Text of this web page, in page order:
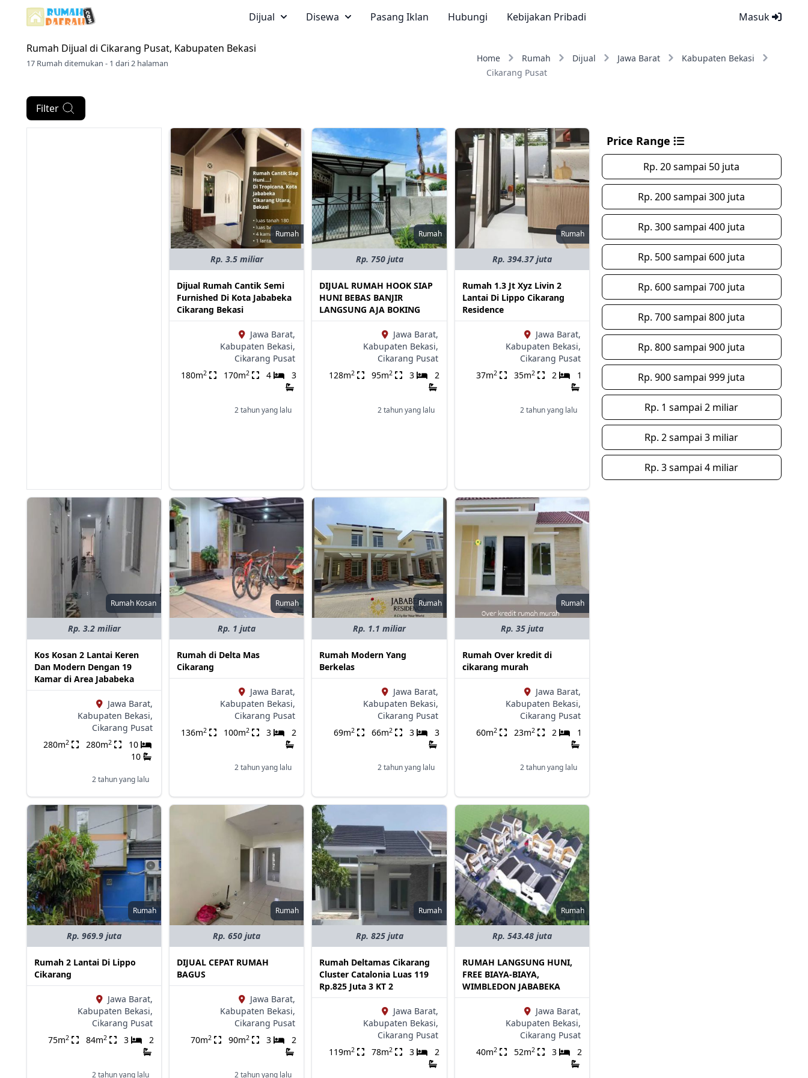
Masuk
Dijual Disewa Pasang Iklan Hubungi Kebijakan Pribadi
Rumah Dijual di Cikarang Pusat, Kabupaten Bekasi
17 Rumah ditemukan - 1 dari 2 halaman Home Rumah Dijual Jawa Barat
Kabupaten Bekasi
Cikarang Pusat
Filter
Rumah
Rp. 3.5 miliar
Dijual Rumah Cantik Semi
Furnished Di Kota Jababeka
Cikarang Bekasi
Jawa Barat,
Kabupaten Bekasi,
Cikarang Pusat
180m2 170m2 4 3
2 tahun yang lalu
Rumah
Rp. 750 juta
DIJUAL RUMAH HOOK SIAP
HUNI BEBAS BANJIR
LANGSUNG AJA BOKING
Jawa Barat,
Kabupaten Bekasi,
Cikarang Pusat
128m2 95m2 3 2
2 tahun yang lalu
Rumah
Rp. 394.37 juta
Rumah 1.3 Jt Xyz Livin 2
Lantai Di Lippo Cikarang
Residence
Jawa Barat,
Kabupaten Bekasi,
Cikarang Pusat
37m2 35m2 2 1
2 tahun yang lalu
Rumah Kosan
Rp. 3.2 miliar
Kos Kosan 2 Lantai Keren
Dan Modern Dengan 19
Kamar di Area Jababeka
Jawa Barat,
Kabupaten Bekasi,
Cikarang Pusat
280m2 280m2
10
10
2 tahun yang lalu
Rumah
Rp. 1 juta
Rumah di Delta Mas
Cikarang
Jawa Barat,
Kabupaten Bekasi,
Cikarang Pusat
136m2 100m2 3 2
2 tahun yang lalu
Rumah
Rp. 1.1 miliar
Rumah Modern Yang
Berkelas
Jawa Barat,
Kabupaten Bekasi,
Cikarang Pusat
69m2 66m2 3 3
2 tahun yang lalu
Rumah
Rp. 35 juta
Rumah Over kredit di
cikarang murah
Jawa Barat,
Kabupaten Bekasi,
Cikarang Pusat
60m2 23m2 2 1
2 tahun yang lalu
Rumah
Rp. 969.9 juta
Rumah 2 Lantai Di Lippo
Cikarang
Jawa Barat,
Kabupaten Bekasi,
Cikarang Pusat
75m2 84m2 3 2
2 tahun yang lalu
Rumah
Rp. 650 juta
DIJUAL CEPAT RUMAH
BAGUS
Jawa Barat,
Kabupaten Bekasi,
Cikarang Pusat
70m2 90m2 3 2
2 tahun yang lalu
Rumah
Rp. 825 juta
Rumah Deltamas Cikarang
Cluster Catalonia Luas 119
Rp.825 Juta 3 KT 2
Jawa Barat,
Kabupaten Bekasi,
Cikarang Pusat
119m2 78m2 3 2
Rumah
Rp. 543.48 juta
RUMAH LANGSUNG HUNI,
FREE BIAYA-BIAYA,
WIMBLEDON JABABEKA
Jawa Barat,
Kabupaten Bekasi,
Cikarang Pusat
40m2 52m2 3 2
Price Range
Rp. 20 sampai 50 juta
Rp. 200 sampai 300 juta
Rp. 300 sampai 400 juta
Rp. 500 sampai 600 juta
Rp. 600 sampai 700 juta
Rp. 700 sampai 800 juta
Rp. 800 sampai 900 juta
Rp. 900 sampai 999 juta
Rp. 1 sampai 2 miliar
Rp. 2 sampai 3 miliar
Rp. 3 sampai 4 miliar